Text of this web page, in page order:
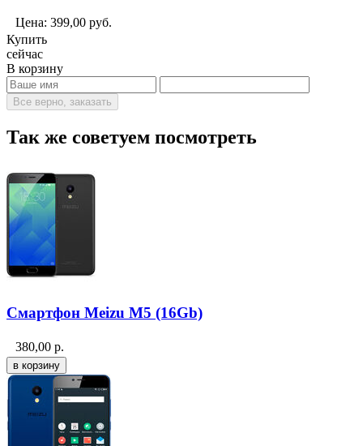
Цена: 399,00 руб.
Купить
сейчас
В корзину
Все верно, заказать
Так же советуем посмотреть
Смартфон Meizu M5 (16Gb)
380,00 р.